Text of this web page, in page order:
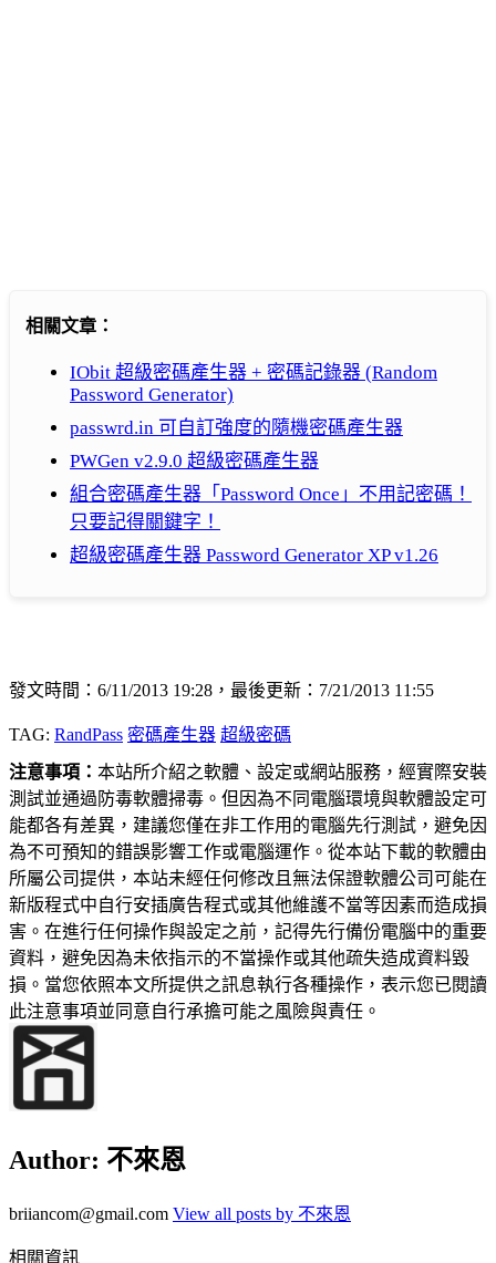
相關文章：
IObit 超級密碼產生器 + 密碼記錄器 (Random
Password Generator)
passwrd.in 可自訂強度的隨機密碼產生器
PWGen v2.9.0 超級密碼產生器
組合密碼產生器「Password Once」不用記密碼！
只要記得關鍵字！
超級密碼產生器 Password Generator XP v1.26
發文時間：6/11/2013 19:28，最後更新：7/21/2013 11:55
TAG: RandPass 密碼產生器 超級密碼
注意事項： 本站所介紹之軟體、設定或網站服務，經實際安裝
測試並通過防毒軟體掃毒。但因為不同電腦環境與軟體設定可
能都各有差異，建議您僅在非工作用的電腦先行測試，避免因
為不可預知的錯誤影響工作或電腦運作。從本站下載的軟體由
所屬公司提供，本站未經任何修改且無法保證軟體公司可能在
新版程式中自行安插廣告程式或其他維護不當等因素而造成損
害。在進行任何操作與設定之前，記得先行備份電腦中的重要
資料，避免因為未依指示的不當操作或其他疏失造成資料毀
損。當您依照本文所提供之訊息執行各種操作，表示您已閱讀
此注意事項並同意自行承擔可能之風險與責任。
Author: 不來恩
briiancom@gmail.com View all posts by 不來恩
相關資訊